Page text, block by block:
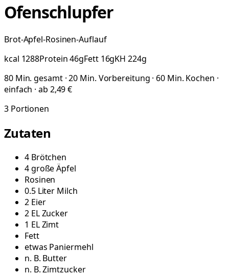
Ofenschlupfer
Brot-Apfel-Rosinen-Auflauf
kcal 1288Protein46gFett 16gKH 224g
80 Min. gesamt · 20 Min. Vorbereitung · 60 Min. Kochen ·
einfach · ab 2,49 €
3 Portionen
Zutaten
4 Brötchen
4großeÄpfel
Rosinen
0.5 Liter Milch
2 Eier
2 ELZucker
1 ELZimt
Fett
etwas Paniermehl
n. B. Butter
n. B.Zimtzucker